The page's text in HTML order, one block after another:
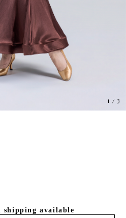
1 /3
available